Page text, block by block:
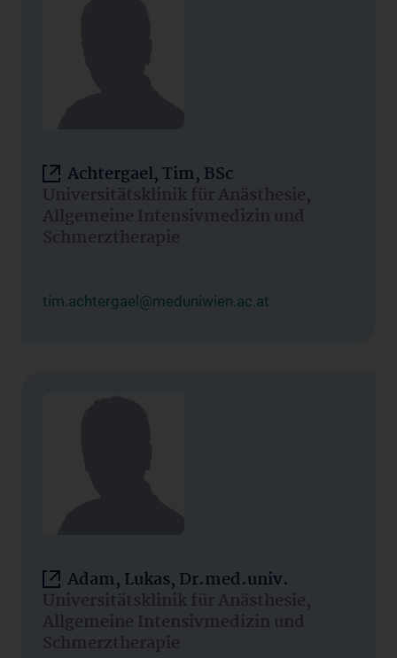
Achtergael, Tim, BSc
Universitätsklinik für Anästhesie,
Allgemeine Intensivmedizin und
Schmerztherapie
tim.achtergael@meduniwien.ac.at
Adam, Lukas, Dr.med.univ.
Universitätsklinik für Anästhesie,
Allgemeine Intensivmedizin und
Schmerztherapie